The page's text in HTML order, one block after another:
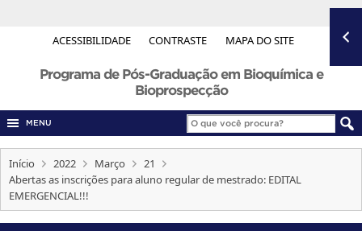
ACESSIBILIDADE CONTRASTE MAPA DO SITE
Programa de Pós-Graduação em Bioquímica e
Bioprospecção
MENU
Início 2022 Março
21
Abertas as inscrições para aluno regular de mestrado: EDITAL
EMERGENCIAL!!!